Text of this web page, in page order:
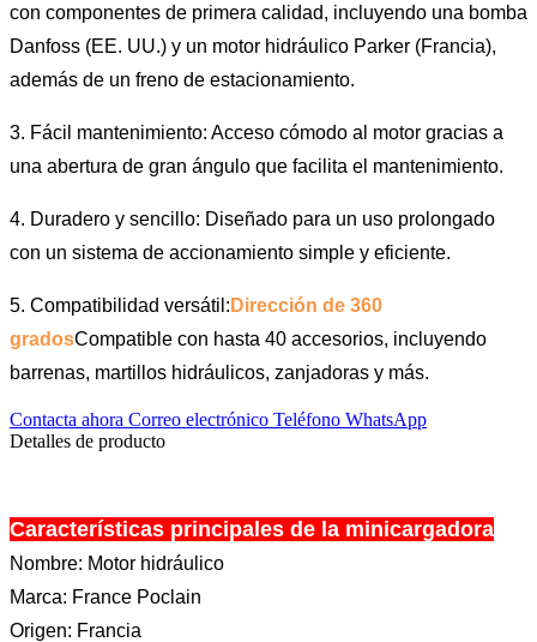
con componentes de primera calidad, incluyendo una bomba
Danfoss (EE. UU.) y un motor hidráulico Parker (Francia),
además de un freno de estacionamiento.
3. Fácil mantenimiento: Acceso cómodo al motor gracias a
una abertura de gran ángulo que facilita el mantenimiento.
4. Duradero y sencillo: Diseñado para un uso prolongado
con un sistema de accionamiento simple y eficiente.
5. Compatibilidad versátil: Dirección de 360 ​​
gradosCompatible con hasta 40 accesorios, incluyendo
barrenas, martillos hidráulicos, zanjadoras y más.
Contacta ahora Correo electrónico Teléfono WhatsApp
Detalles de producto
Características principales de la minicargadora
Nombre: Motor hidráulico
Marca: France Poclain
Origen: Francia